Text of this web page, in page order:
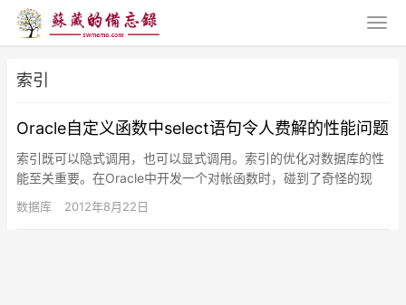
索引
Oracle自定义函数中select语句令人费解的性能问题
索引既可以隐式调用，也可以显式调用。索引的优化对数据库的性
能至关重要。在Oracle中开发一个对帐函数时，碰到了奇怪的现
象，同样的语句放在函数中，与放在主程序中执行，性能差距数百
倍…
数据库 2012年8月22日